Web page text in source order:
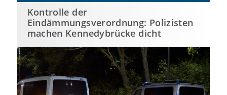
Kontrolle der
Eindämmungsverordnung: Polizisten
machen Kennedybrücke dicht